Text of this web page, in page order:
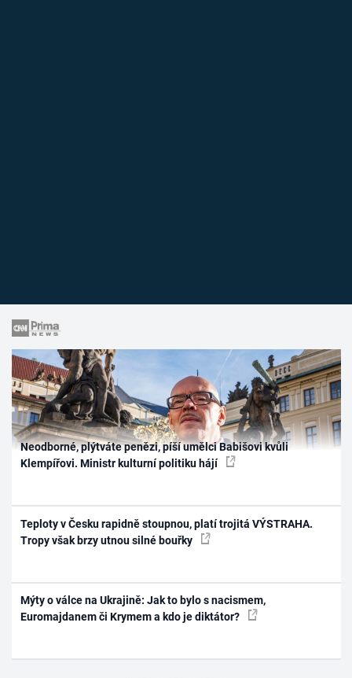
Neodborné, plýtváte penězi, píší umělci Babišovi kvůli
Klempířovi. Ministr kulturní politiku hájí
Teploty v Česku rapidně stoupnou, platí trojitá VÝSTRAHA.
Tropy však brzy utnou silné bouřky
Mýty o válce na Ukrajině: Jak to bylo s nacismem,
Euromajdanem či Krymem a kdo je diktátor?